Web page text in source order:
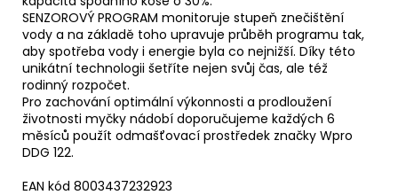
SENZOROVÝ PROGRAM monitoruje stupeň znečištění
vody a na základě toho upravuje průběh programu tak,
aby spotřeba vody i energie byla co nejnižší. Díky této
unikátní technologii šetříte nejen svůj čas, ale též
rodinný rozpočet.
Pro zachování optimální výkonnosti a prodloužení
životnosti myčky nádobí doporučujeme každých 6
měsíců použít odmašťovací prostředek značky Wpro
DDG 122.
EAN kód 8003437232923